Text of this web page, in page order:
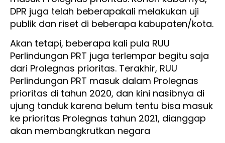
DPR juga telah beberapakali melakukan uji
publik dan riset di beberapa kabupaten/kota.
Akan tetapi, beberapa kali pula RUU
Perlindungan PRT juga terlempar begitu saja
dari Prolegnas prioritas. Terakhir, RUU
Perlindungan PRT masuk dalam Prolegnas
prioritas di tahun 2020, dan kini nasibnya di
ujung tanduk karena belum tentu bisa masuk
ke prioritas Prolegnas tahun 2021, dianggap
akan membangkrutkan negara